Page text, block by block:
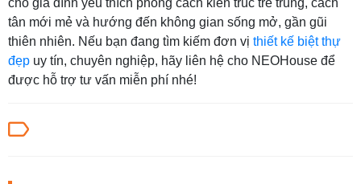
tân mới mẻ và hướng đến không gian sống mở, gần gũi
thiên nhiên. Nếu bạn đang tìm kiếm đơn vị thiết kế biệt thự
đẹp uy tín, chuyên nghiệp, hãy liên hệ cho NEOHouse để
được hỗ trợ tư vấn miễn phí nhé!